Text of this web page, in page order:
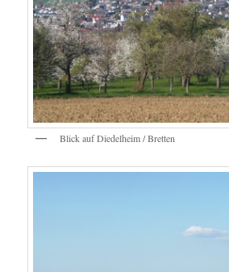
Blick auf Diedelheim / Bretten